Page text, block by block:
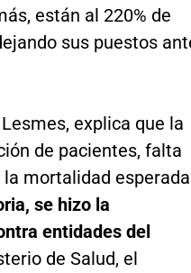
están al 220% de
sus puestos
explica que la
de pacientes, falta
mortalidad
se hizo la
entidades del
de Salud, el